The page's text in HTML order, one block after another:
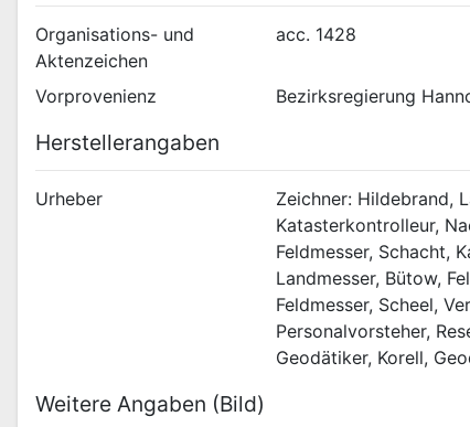
Organisations- und
Aktenzeichen
acc. 1428
Vorprovenienz Bezirksregierung
Herstellerangaben
Urheber
Zeichner: Hildebrand,
Katasterkontrolleur,
Feldmesser, Schacht,
Landmesser, Bütow,
Feldmesser, Scheel,
Personalvorsteher,
Geodätiker, Korell,
Weitere Angaben (Bild)